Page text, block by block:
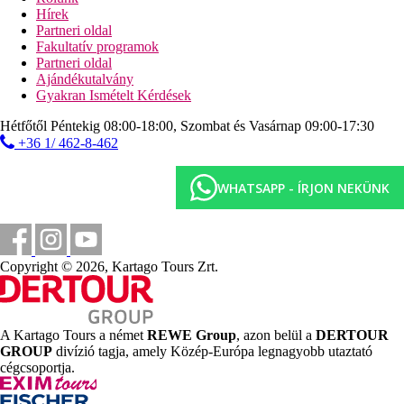
Sport és szórakozás térítés ellenében
különböző masszázsok
kozmetikai csomagok
szauna
gőzfürdő
szolárium
biliárd
squash
vízi sportok a strandon (helyi szolgáltatóknál)
búvárközpont (helyi szolgáltatóknál)
Félpanzió vagy Premium All Inclusive. Minden étkezés
büférendszerben. Premium All Inclusive: fagylalt a
gyerekeknek, napközben snack-ételek 10:00 és 18:00 óra
között, kedvezmény az a'la carte-étteremben, egyes helyi
alkoholos és alkoholmentes italok 10:00 és 23:00 óra
között.
Szálláshely besorolás
Az adott ország hivatalos besorolása: 4*.
Távolságok
Hírek
Partneri oldal
Fakultatív programok
Partneri oldal
Ajándékutalvány
Gyakran Ismételt Kérdések
Hétfőtől Péntekig 08:00-18:00, Szombat és Vasárnap 09:00-17:30
+36 1/ 462-8-462
WHATSAPP - ÍRJON NEKÜNK
Copyright © 2026, Kartago Tours Zrt.
A Kartago Tours a német REWE Group, azon belül a DERTOUR
GROUP divízió tagja, amely Közép-Európa legnagyobb utaztató
cégcsoportja.